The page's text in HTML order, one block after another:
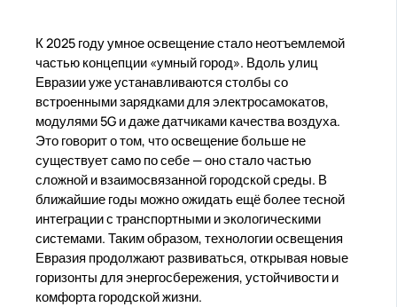
К 2025 году умное освещение стало неотъемлемой
частью концепции «умный город». Вдоль улиц
Евразии уже устанавливаются столбы со
встроенными зарядками для электросамокатов,
модулями 5G и даже датчиками качества воздуха.
Это говорит о том, что освещение больше не
существует само по себе — оно стало частью
сложной и взаимосвязанной городской среды. В
ближайшие годы можно ожидать ещё более тесной
интеграции с транспортными и экологическими
системами. Таким образом, технологии освещения
Евразия продолжают развиваться, открывая новые
горизонты для энергосбережения, устойчивости и
комфорта городской жизни.